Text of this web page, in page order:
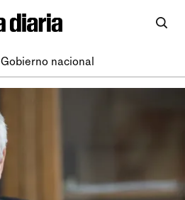
Gobierno nacional